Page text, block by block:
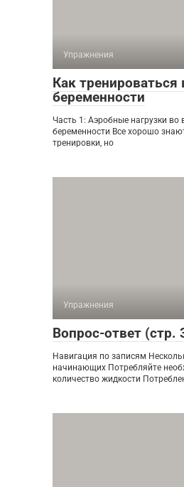
Упражнения
Как тренироваться
беременности
Часть 1: Аэробные нагрузки во
беременности Все хорошо
тренировки, но
Упражнения
Вопрос-ответ (стр.
Навигация по записям
начинающих Потребляйте
количество жидкости